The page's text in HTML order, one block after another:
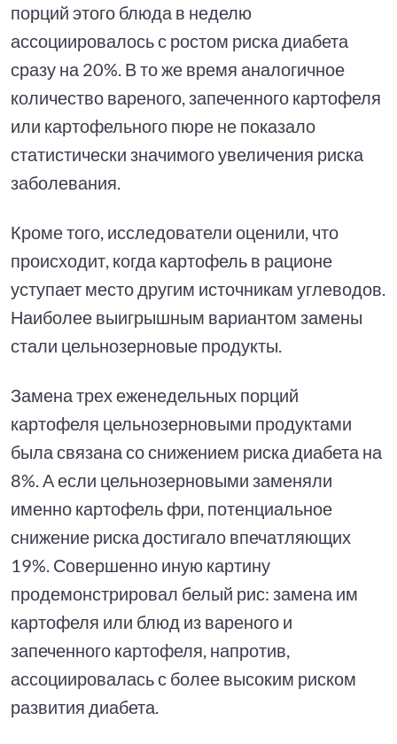
порций этого блюда в неделю
ассоциировалось с ростом риска диабета
сразу на 20%. В то же время аналогичное
количество вареного, запеченного картофеля
или картофельного пюре не показало
статистически значимого увеличения риска
заболевания.
Кроме того, исследователи оценили, что
происходит, когда картофель в рационе
уступает место другим источникам углеводов.
Наиболее выигрышным вариантом замены
стали цельнозерновые продукты.
Замена трех еженедельных порций
картофеля цельнозерновыми продуктами
была связана со снижением риска диабета на
8%. А если цельнозерновыми заменяли
именно картофель фри, потенциальное
снижение риска достигало впечатляющих
19%. Совершенно иную картину
продемонстрировал белый рис: замена им
картофеля или блюд из вареного и
запеченного картофеля, напротив,
ассоциировалась с более высоким риском
развития диабета.